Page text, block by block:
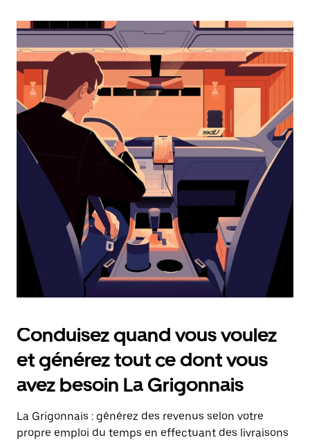
bas
ouvrir
le
calendrier
sélectionner
une
date.
Appuyez
sur
touche
pour
fermer
le
calendrier.
Conduisez quand vous voulez
et générez tout ce dont vous
avez besoin La Grigonnais
La Grigonnais : générez des revenus selon votre
propre emploi du temps en effectuant des livraisons